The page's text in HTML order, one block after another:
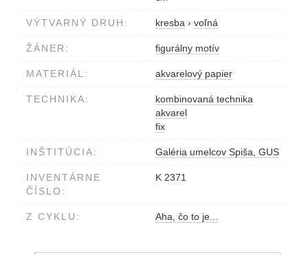
VÝTVARNÝ DRUH: kresba › voľná
ŽÁNER: figurálny motív
MATERIÁL: akvarelový papier
TECHNIKA:
kombinovaná technika
akvarel
fix
INŠTITÚCIA: Galéria umelcov Spiša, GUS
INVENTÁRNE
ČÍSLO:
K 2371
Z CYKLU: Aha, čo to je...